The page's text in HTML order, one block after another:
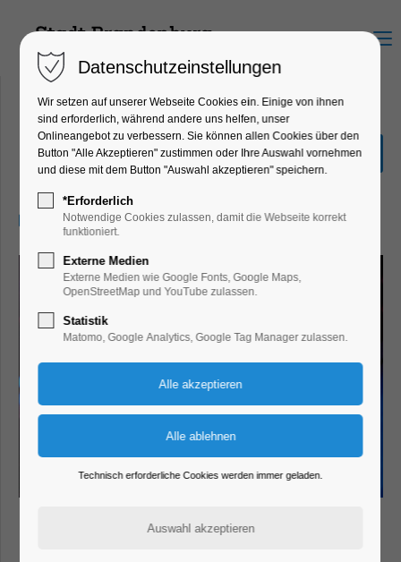
Menu
HdO Club Party #63
Party, Feiern, Fest
13.01.2024, 23:00
Datenschutzeinstellungen
Wir setzen auf unserer Webseite Cookies ein. Einige von ihnen
sind erforderlich, während andere uns helfen, unser
Onlineangebot zu verbessern. Sie können allen Cookies über den
Button "Alle Akzeptieren" zustimmen oder Ihre Auswahl vornehmen
und diese mit dem Button "Auswahl akzeptieren" speichern.
*Erforderlich
Notwendige Cookies zulassen, damit die Webseite korrekt
funktioniert.
Externe Medien
Externe Medien wie Google Fonts, Google Maps,
OpenStreetMap und YouTube zulassen.
Statistik
Matomo, Google Analytics, Google Tag Manager zulassen.
Technisch erforderliche Cookies werden immer geladen.